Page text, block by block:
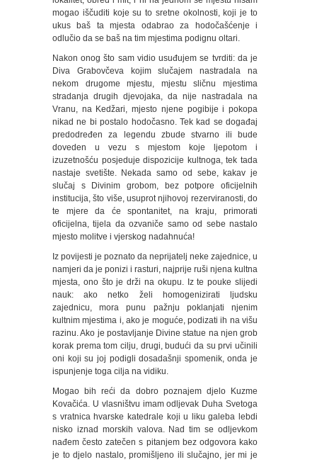
mogao iščuditi koje su to sretne okolnosti, koji je to
ukus baš ta mjesta odabrao za hodočašćenje i
odlučio da se baš na tim mjestima podignu oltari.
Nakon onog što sam vidio usuđujem se tvrditi: da je
Diva Grabovčeva kojim slučajem nastradala na
nekom drugome mjestu, mjestu sličnu mjestima
stradanja drugih djevojaka, da nije nastradala na
Vranu, na Kedžari, mjesto njene pogibije i pokopa
nikad ne bi postalo hodočasno. Tek kad se događaj
predodređen za legendu zbude stvarno ili bude
doveden u vezu s mjestom koje ljepotom i
izuzetnošću posjeduje dispozicije kultnoga, tek tada
nastaje svetište. Nekada samo od sebe, kakav je
slučaj s Divinim grobom, bez potpore oficijelnih
institucija, što više, usuprot njihovoj rezerviranosti, do
te mjere da će spontanitet, na kraju, primorati
oficijelna, tijela da ozvaniče samo od sebe nastalo
mjesto molitve i vjerskog nadahnuća!
Iz povijesti je poznato da neprijatelj neke zajednice, u
namjeri da je ponizi i rasturi, najprije ruši njena kultna
mjesta, ono što je drži na okupu. Iz te pouke slijedi
nauk: ako netko želi homogenizirati ljudsku
zajednicu, mora punu pažnju poklanjati njenim
kultnim mjestima i, ako je moguće, podizati ih na višu
razinu. Ako je postavljanje Divine statue na njen grob
korak prema tom cilju, drugi, budući da su prvi učinili
oni koji su joj podigli dosadašnji spomenik, onda je
ispunjenje toga cilja na vidiku.
Mogao bih reći da dobro poznajem djelo Kuzme
Kovačića. U vlasništvu imam odljevak Duha Svetoga
s vratnica hvarske katedrale koji u liku galeba lebdi
nisko iznad morskih valova. Nad tim se odljevkom
nađem često zatečen s pitanjem bez odgovora kako
je to djelo nastalo, promišljeno ili slučajno, jer mi je